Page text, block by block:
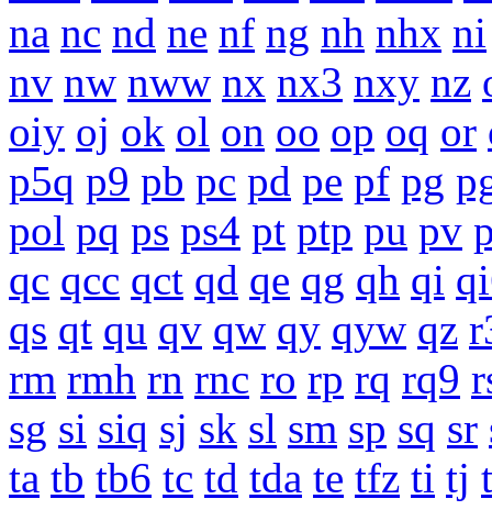
na nc nd ne nf ng nh nhx ni
nv nw nww nx nx3 nxy nz
oiy oj ok ol on oo op oq or
p5q p9 pb pc pd pe pf pg
pol pq ps ps4 pt ptp pu pv
qc qcc qct qd qe qg qh qi
qs qt qu qv qw qy qyw qz
rm rmh rn rnc ro rp rq rq9
sg si siq sj sk sl sm sp sq sr
ta tb tb6 tc td tda te tfz ti tj